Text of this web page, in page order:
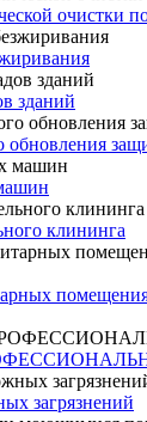
очистки
зданий
обновления
клининга
загрязнений